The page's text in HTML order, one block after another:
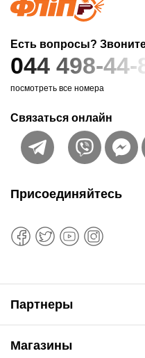
Есть вопросы?
044 498-44-
посмотреть все номера
Связаться онлайн
Магазины
Присоединяйтесь
Партнеры